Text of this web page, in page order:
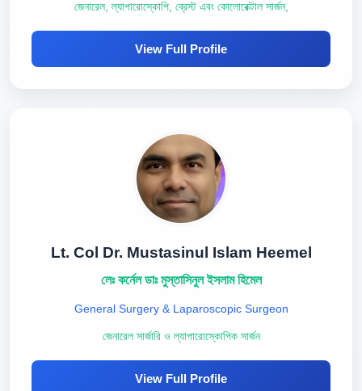
জেনারেল, ল্যাপারোস্কোপি, ব্রেস্ট এবং কোলোরেক্টাল সার্জন,
View Full Profile
Lt. Col Dr. Mustasinul Islam Heemel
লেঃ কর্নেল ডাঃ মুস্তাসিনুল ইসলাম হিমেল
General Surgery & Laparoscopic Surgeon
জেনারেল সার্জারি ও ল্যাপারোস্কোপিক সার্জন
View Full Profile